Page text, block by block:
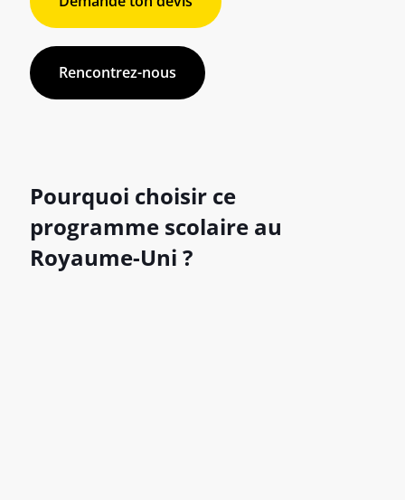
Rencontrez-nous
Pourquoi choisir ce
programme scolaire au
Royaume-Uni ?